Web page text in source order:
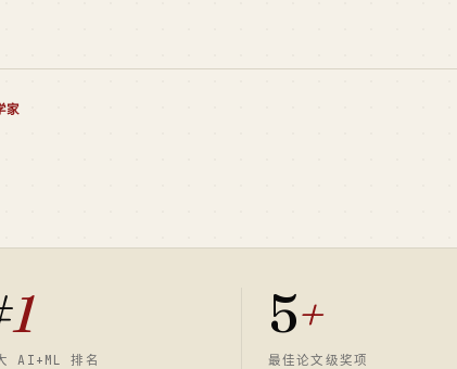
家
1
AI+ML 排名
5+
最佳论文级奖项